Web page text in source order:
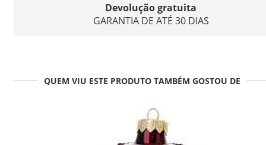
Devolução gratuita
GARANTIA DE ATÉ 30 DIAS
QUEM VIU ESTE PRODUTO TAMBÉM GOSTOU DE